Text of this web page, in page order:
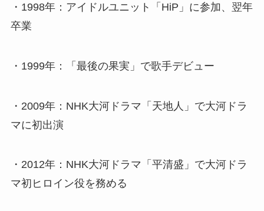
・1998年：アイドルユニット「HiP」に参加、翌年
卒業
・1999年：「最後の果実」で歌手デビュー
・2009年：NHK大河ドラマ「天地人」で大河ドラ
マに初出演
・2012年：NHK大河ドラマ「平清盛」で大河ドラ
マ初ヒロイン役を務める